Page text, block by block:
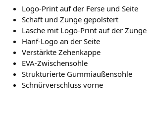
Logo-Print auf der Ferse und Seite
Schaft und Zunge gepolstert
Lasche mit Logo-Print auf der Zunge
Hanf-Logo an der Seite
Verstärkte Zehenkappe
EVA-Zwischensohle
Strukturierte Gummiaußensohle
Schnürverschluss vorne